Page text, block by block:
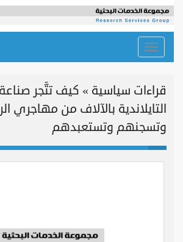
Toggle
navigation
قراءات سياسية » كيف تتَّجر
التايلاندية بالآلاف من مهاجري
وتسجنهم وتستعبدهم